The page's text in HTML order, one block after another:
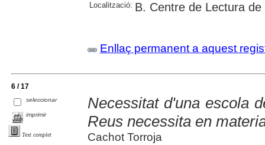
Localització: B. Centre de Lectura de
Enllaç permanent a aquest
6 / 17
seleccionar
imprimir
Text complet
Necessitat d'una escola
Reus necessita en
Cachot Torroja